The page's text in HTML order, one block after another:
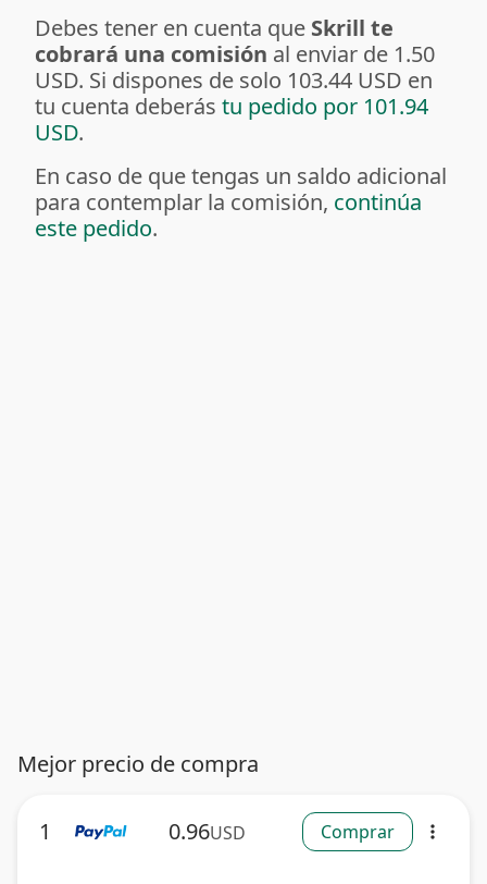
Debes tener en cuenta que Skrill te
cobrará una comisión al enviar de 1.50
USD. Si dispones de solo 103.44 USD en
tu cuenta deberás tu pedido por 101.94
USD.
En caso de que tengas un saldo adicional
para contemplar la comisión, continúa
este pedido.
Mejor precio de compra
1 0.96USD Comprar more_vert